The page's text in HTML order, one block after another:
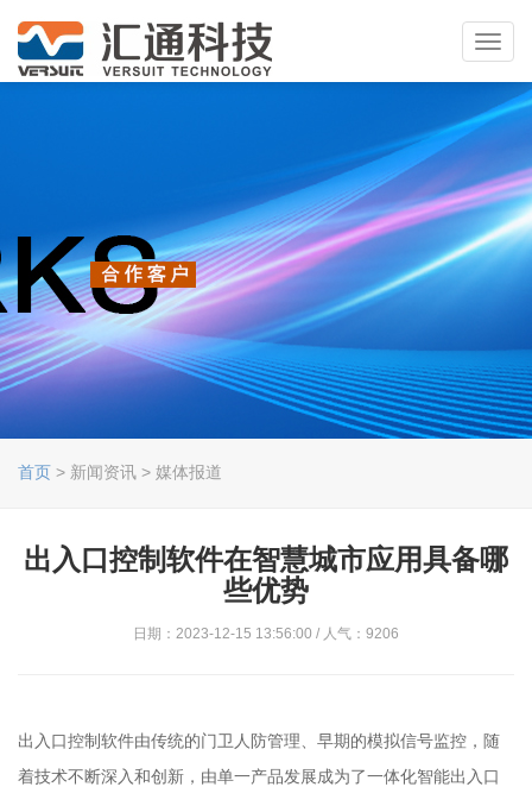
首页 > 新闻资讯 > 媒体报道
出入口控制软件在智慧城市应用具备哪
些优势
日期：2023-12-15 13:56:00 / 人气：9206
出入口控制软件由传统的门卫人防管理、早期的模拟信号监控，随
着技术不断深入和创新，由单一产品发展成为了一体化智能出入口